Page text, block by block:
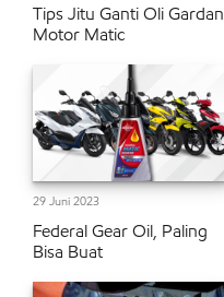
Tips Jitu Ganti Oli Gardan
Motor Matic
29 Juni 2023
Federal Gear Oil, Paling
Bisa Buat